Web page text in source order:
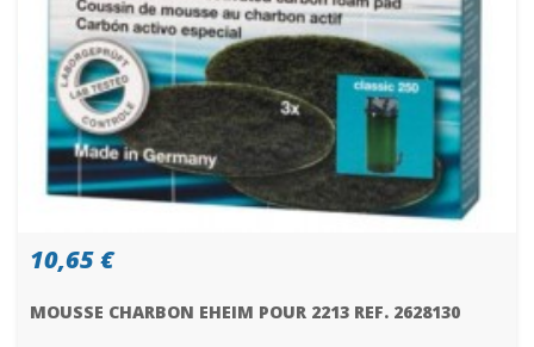
10,65 €
MOUSSE CHARBON EHEIM POUR 2213 REF. 2628130